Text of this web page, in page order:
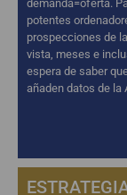
demanda=oferta.
potentes
prospecciones de
vista, meses e
espera de saber
añaden datos de la